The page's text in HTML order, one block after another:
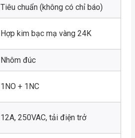
Tiêu chuẩn (không có chỉ báo)
Hợp kim bạc mạ vàng 24K
Nhôm đúc
1NO + 1NC
12A, 250VAC, tải điện trở